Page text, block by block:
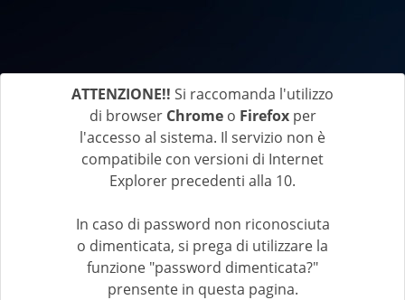
ATTENZIONE!! Si raccomanda l'utilizzo
di browser Chromeo Firefoxper
l'accesso al sistema. Il servizio non è
compatibile con versioni di Internet
Explorer precedenti alla 10.
In caso di password non riconosciuta
o dimenticata, si prega di utilizzare la
funzione "password dimenticata?"
prensente in questa pagina.